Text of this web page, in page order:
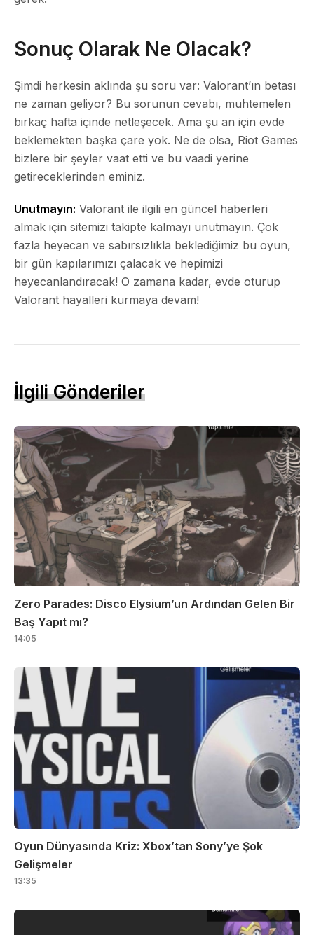
Sonuç Olarak Ne Olacak?
Şimdi herkesin aklında şu soru var: Valorant’ın betası
ne zaman geliyor? Bu sorunun cevabı, muhtemelen
birkaç hafta içinde netleşecek. Ama şu an için evde
beklemekten başka çare yok. Ne de olsa, Riot Games
bizlere bir şeyler vaat etti ve bu vaadi yerine
getireceklerinden eminiz.
Unutmayın: Valorant ile ilgili en güncel haberleri
almak için sitemizi takipte kalmayı unutmayın. Çok
fazla heyecan ve sabırsızlıkla beklediğimiz bu oyun,
bir gün kapılarımızı çalacak ve hepimizi
heyecanlandıracak! O zamana kadar, evde oturup
Valorant hayalleri kurmaya devam!
İlgili Gönderiler
Zero Parades: Disco Elysium’un Ardından Gelen Bir
Baş Yapıt mı?
14:05
Oyun Dünyasında Kriz: Xbox’tan Sony’ye Şok
Gelişmeler
13:35